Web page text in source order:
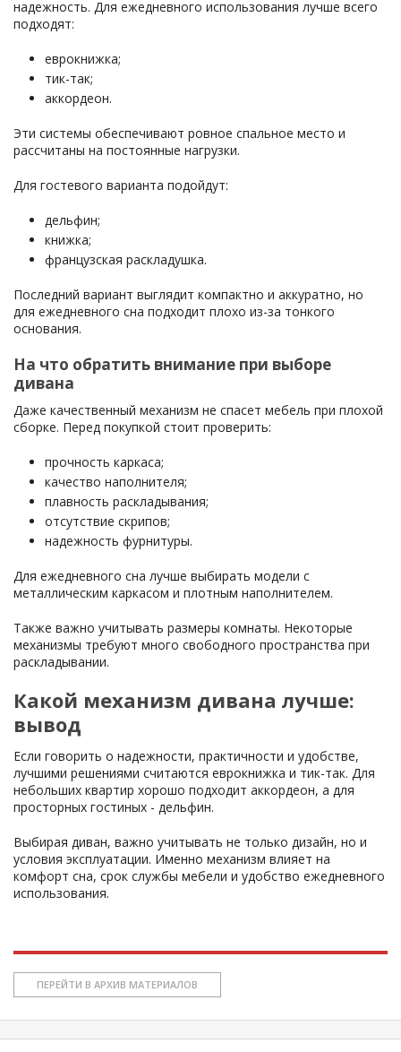
надежность. Для ежедневного использования лучше всего
подходят:
еврокнижка;
тик-так;
аккордеон.
Эти системы обеспечивают ровное спальное место и
рассчитаны на постоянные нагрузки.
Для гостевого варианта подойдут:
дельфин;
книжка;
французская раскладушка.
Последний вариант выглядит компактно и аккуратно, но
для ежедневного сна подходит плохо из-за тонкого
основания.
На что обратить внимание при выборе
дивана
Даже качественный механизм не спасет мебель при плохой
сборке. Перед покупкой стоит проверить:
прочность каркаса;
качество наполнителя;
плавность раскладывания;
отсутствие скрипов;
надежность фурнитуры.
Для ежедневного сна лучше выбирать модели с
металлическим каркасом и плотным наполнителем.
Также важно учитывать размеры комнаты. Некоторые
механизмы требуют много свободного пространства при
раскладывании.
Какой механизм дивана лучше:
вывод
Если говорить о надежности, практичности и удобстве,
лучшими решениями считаются еврокнижка и тик-так. Для
небольших квартир хорошо подходит аккордеон, а для
просторных гостиных - дельфин.
Выбирая диван, важно учитывать не только дизайн, но и
условия эксплуатации. Именно механизм влияет на
комфорт сна, срок службы мебели и удобство ежедневного
использования.
ПЕРЕЙТИ В АРХИВ МАТЕРИАЛОВ